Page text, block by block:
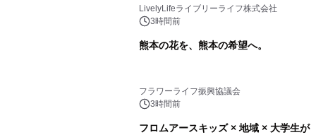
LivelyLifeライブリーライフ株式会社
3時間前
熊本の花を、熊本の希望へ。
フラワーライフ振興協議会
3時間前
フロムアースキッズ × 地域 × 大学生が